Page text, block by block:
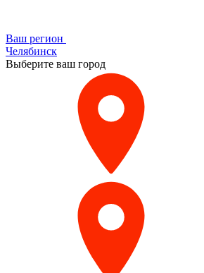
Ваш регион
Челябинск
Выберите ваш город